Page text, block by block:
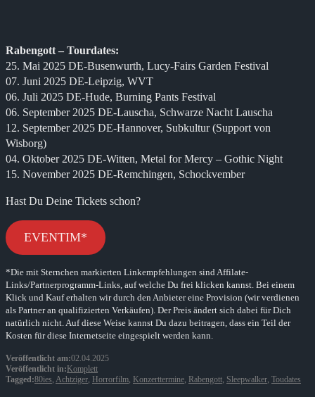
Rabengott – Tourdates:
25. Mai 2025 DE-Busenwurth, Lucy-Fairs Garden Festival
07. Juni 2025 DE-Leipzig, WVT
06. Juli 2025 DE-Hude, Burning Pants Festival
06. September 2025 DE-Lauscha, Schwarze Nacht Lauscha
12. September 2025 DE-Hannover, Subkultur (Support von
Wisborg)
04. Oktober 2025 DE-Witten, Metal for Mercy – Gothic Night
15. November 2025 DE-Remchingen, Schockvember
Hast Du Deine Tickets schon?
EVENTIM*
*Die mit Sternchen markierten Linkempfehlungen sind Affilate-
Links/Partnerprogramm-Links, auf welche Du frei klicken kannst. Bei einem
Klick und Kauf erhalten wir durch den Anbieter eine Provision (wir verdienen
als Partner an qualifizierten Verkäufen). Der Preis ändert sich dabei für Dich
natürlich nicht. Auf diese Weise kannst Du dazu beitragen, dass ein Teil der
Kosten für diese Internetseite eingespielt werden kann.
Veröffentlicht am:02.04.2025
Veröffentlicht in:Komplett
Tagged:80ies, Achtziger, Horrorfilm, Konzerttermine, Rabengott, Sleepwalker, Toudates